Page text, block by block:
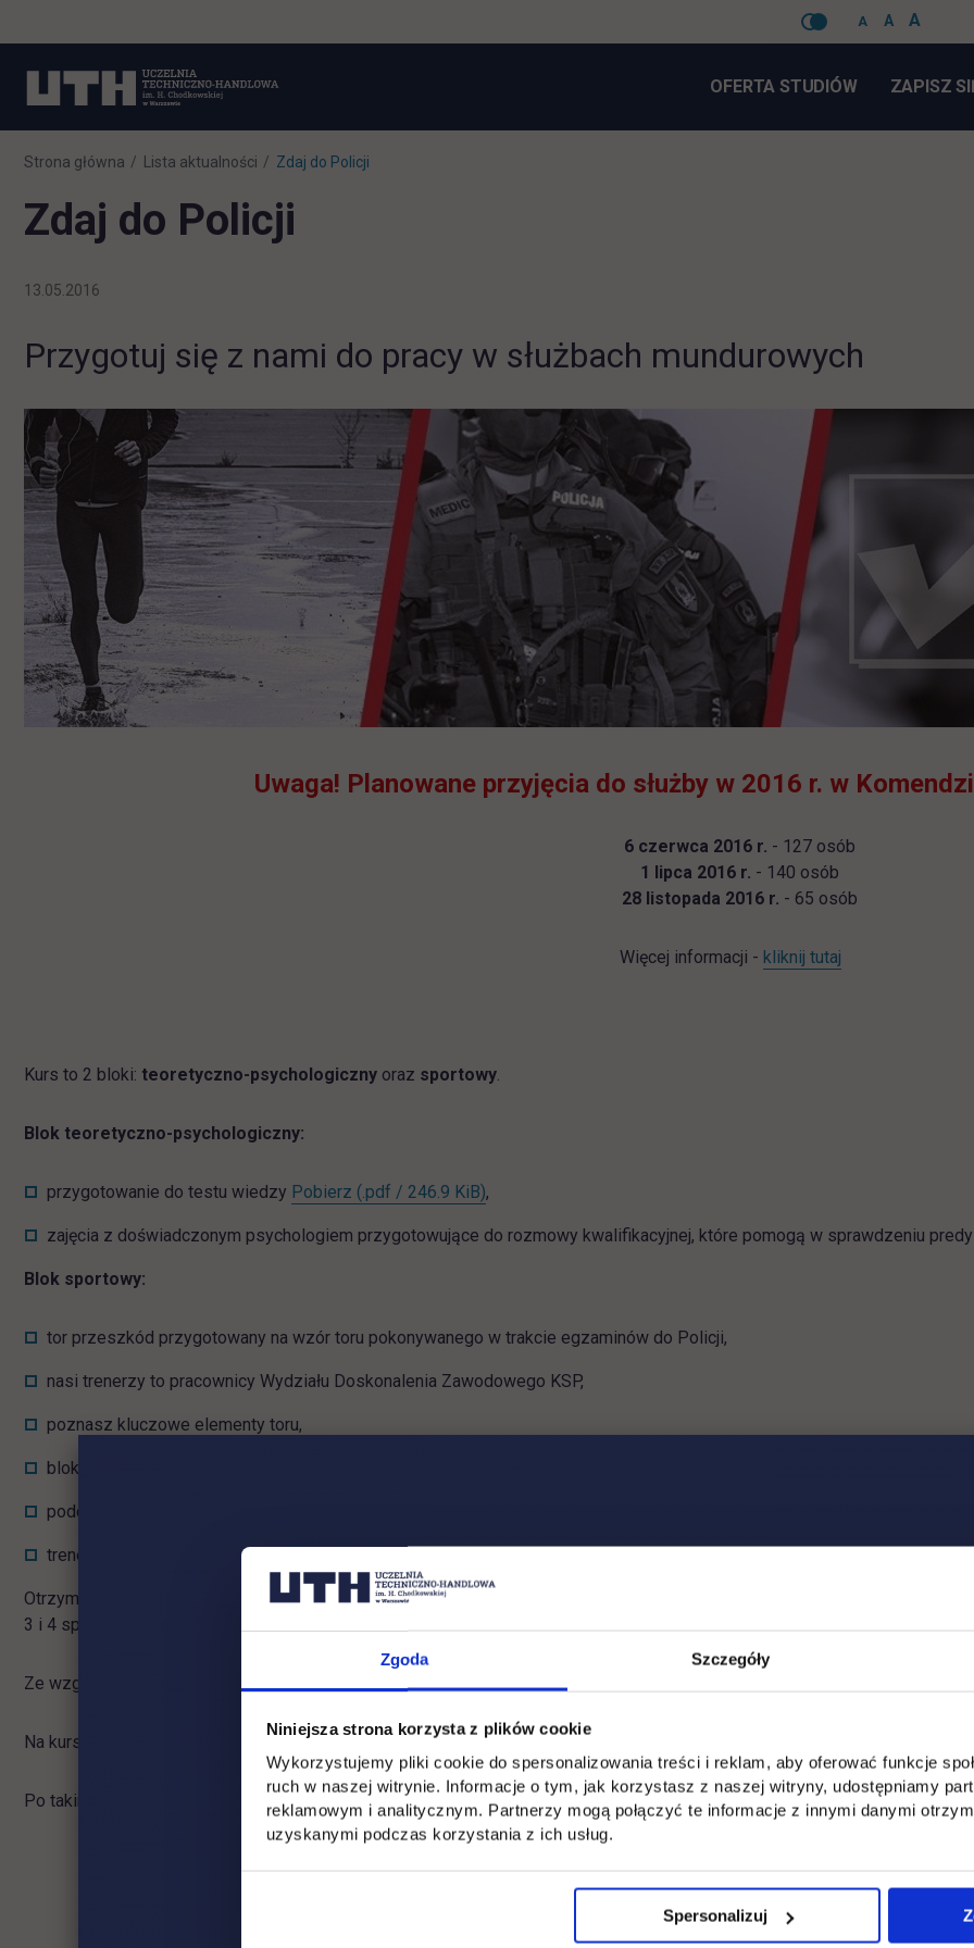
Zgoda Szczegóły
Niniejsza strona korzysta z plików cookie
Wykorzystujemy pliki cookie do spersonalizowania treści i reklam, aby oferować funkcje
ruch w naszej witrynie. Informacje o tym, jak korzystasz z naszej witryny, udostępniamy
reklamowym i analitycznym. Partnerzy mogą połączyć te informacje z innymi danymi
uzyskanymi podczas korzystania z ich usług.
Spersonalizuj
A A
A
nawigacje
OFERTA STUDIÓW ZAPISZ
Strona główna Lista aktualności Zdaj do Policji
Zdaj do Policji
13.05.2016
Przygotuj się z nami do pracy w służbach mundurowych
Uwaga! Planowane przyjęcia do służby w 2016 r. w
6 czerwca 2016 r. - 127 osób
1 lipca 2016 r. - 140 osób
28 listopada 2016 r. - 65 osób
Więcej informacji - kliknij tutaj
Kurs to 2 bloki: teoretyczno-psychologiczny oraz sportowy.
Blok teoretyczno-psychologiczny:
przygotowanie do testu wiedzy Pobierz kursy do policji - test.pdf
(.pdf / 246.9 KiB)link otwiera się w nowej karcie
,
zajęcia z doświadczonym psychologiem przygotowujące do rozmowy kwalifikacyjnej, które pomogą w sprawdzeniu
Blok sportowy:
tor przeszkód przygotowany na wzór toru pokonywanego w trakcie egzaminów do Policji,
nasi trenerzy to pracownicy Wydziału Doskonalenia Zawodowego KSP,
poznasz kluczowe elementy toru,
blok sportowy składa się z 4 spotkań (4*45minut),
podczas pierwszych zajęć poznasz tor przeszkód. Pokonasz go również po raz pierwszy,
trenerzy dokonają indywidualnej analizy Twojej próby dając konkretne wskazówki co do miejsc poprawy i zalecanych
Otrzymasz dwa tygodnie na poprawę formy i spotkamy się ponownie próbując jeszcze raz pokonać tor przeszkód.
3 i 4 spotkaniu osiągnąć znaczną poprawę.
Ze względu na bardzo indywidualne podejście do słuchaczy zajęcia sportowe odbywać się będą w grupach 6-7 osobowych.
Na kurs prowadzony jest nabór ciągły, a warunkiem uruchomienia edycji kursu jest zgłoszenie się co najmniej 12 osób.
Po takim przeszkoleniu możesz spokojnie podchodzić do postępowania kwalifikacyjnego do służb mundurowych.
Trzymamy kciuki!